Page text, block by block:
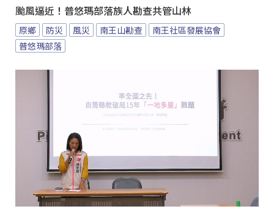
颱風逼近！普悠瑪部落族人勘查共管山林
原鄉 防災 風災 南王山勘查
南王社區發展協會
普悠瑪部落